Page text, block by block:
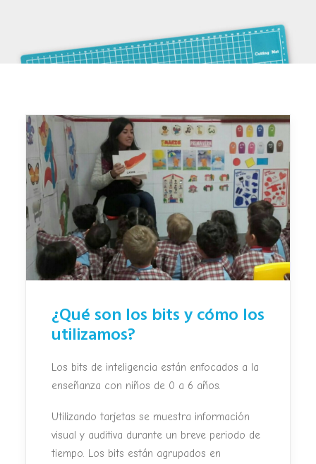
¿Qué son los bits y cómo los
utilizamos?
Los bits de inteligencia están enfocados a la
enseñanza con niños de 0 a 6 años.
Utilizando tarjetas se muestra información
visual y auditiva durante un breve periodo de
tiempo. Los bits están agrupados en